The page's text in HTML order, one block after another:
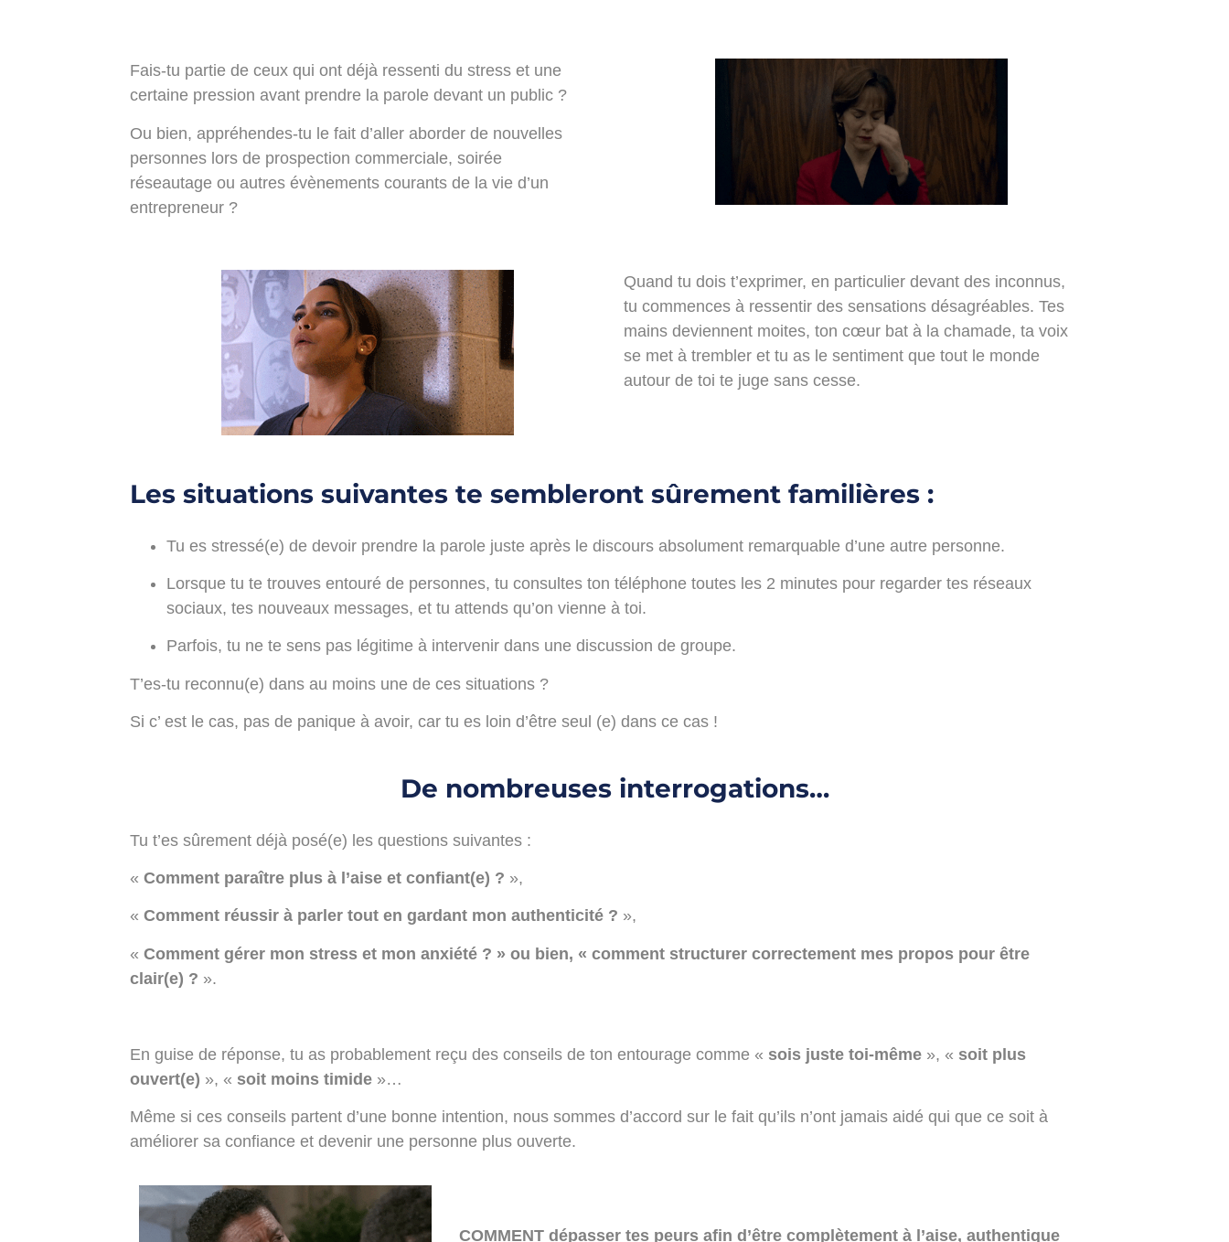
Fais-tu partie de ceux qui ont déjà ressenti du stress et une
certaine pression avant prendre la parole devant un public ?
Ou bien, appréhendes-tu le fait d’aller aborder de nouvelles
personnes lors de prospection commerciale, soirée
réseautage ou autres évènements courants de la vie d’un
entrepreneur ?
Quand tu dois t’exprimer, en particulier devant des inconnus,
tu commences à ressentir des sensations désagréables. Tes
mains deviennent moites, ton cœur bat à la chamade, ta voix
se met à trembler et tu as le sentiment que tout le monde
autour de toi te juge sans cesse.
Les situations suivantes te sembleront sûrement familières :
Tu es stressé(e) de devoir prendre la parole juste après le discours absolument remarquable d’une autre personne.
Lorsque tu te trouves entouré de personnes, tu consultes ton téléphone toutes les 2 minutes pour regarder tes réseaux
sociaux, tes nouveaux messages, et tu attends qu’on vienne à toi.
Parfois, tu ne te sens pas légitime à intervenir dans une discussion de groupe.
T’es-tu reconnu(e) dans au moins une de ces situations ?
Si c’ est le cas, pas de panique à avoir, car tu es loin d’être seul (e) dans ce cas !
De nombreuses interrogations…
Tu t’es sûrement déjà posé(e) les questions suivantes :
« Comment paraître plus à l’aise et confiant(e) ? »,
« Comment réussir à parler tout en gardant mon authenticité ? »,
« Comment gérer mon stress et mon anxiété ? » ou bien, « comment structurer correctement mes propos pour être
clair(e) ? ».
En guise de réponse, tu as probablement reçu des conseils de ton entourage comme « sois juste toi-même », « soit plus
ouvert(e) », « soit moins timide »…
Même si ces conseils partent d’une bonne intention, nous sommes d’accord sur le fait qu’ils n’ont jamais aidé qui que ce soit à
améliorer sa confiance et devenir une personne plus ouverte.
COMMENT dépasser tes peurs afin d’être complètement à l’aise, authentique